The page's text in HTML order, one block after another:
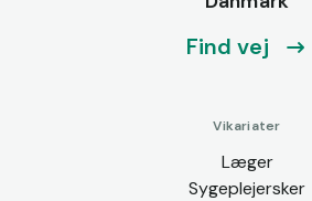
Find vej
Vikariater
Læger
Sygeplejersker